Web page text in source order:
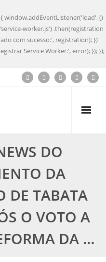
window.addEventListener('load', ()
worker.js') .then(registration
com sucesso:', registration); })
Service Worker:', error); }); });
DO
DA
DE TABATA
O VOTO A
DA …